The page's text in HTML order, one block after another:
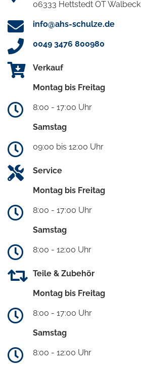
06333 Hettstedt OT Walbeck
info@ahs-schulze.de
0049 3476 800980
Verkauf
Montag bis Freitag
8:00 - 17:00 Uhr
Samstag
09:00 bis 12:00 Uhr
Service
Montag bis Freitag
8:00 - 17:00 Uhr
Samstag
8:00 - 12:00 Uhr
Teile & Zubehör
Montag bis Freitag
8:00 - 17:00 Uhr
Samstag
8:00 - 12:00 Uhr